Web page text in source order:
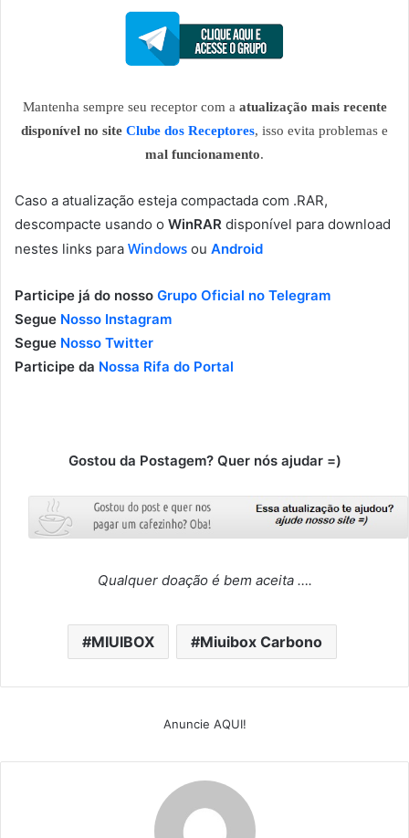
Mantenha sempre seu receptor com a atualização mais recente
disponível no site Clube dos Receptores, isso evita problemas e
mal funcionamento.
Caso a atualização esteja compactada com .RAR,
descompacte usando o WinRAR disponível para download
nestes links para Windows ou Android
Participe já do nosso Grupo Oficial no Telegram
Segue Nosso Instagram
Segue Nosso Twitter
Participe da Nossa Rifa do Portal
Gostou da Postagem? Quer nós ajudar =)
Qualquer doação é bem aceita ….
MIUIBOX Miuibox Carbono
Anuncie AQUI!